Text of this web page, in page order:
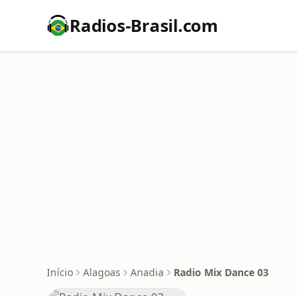
Radios-Brasil.com
Início Alagoas Anadia Radio Mix Dance 03